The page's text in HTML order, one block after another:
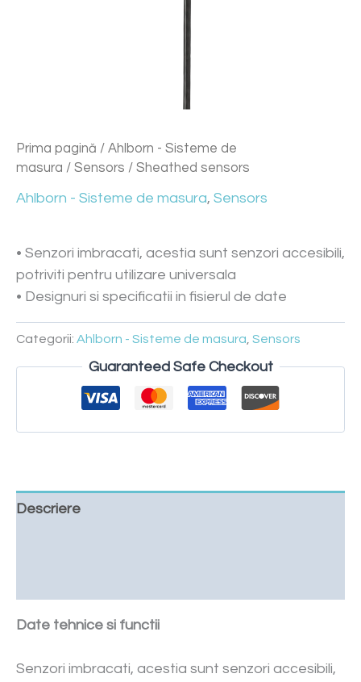
Prima pagină / Ahlborn - Sisteme de
masura / Sensors / Sheathed sensors
Ahlborn - Sisteme de masura, Sensors
• Senzori imbracati, acestia sunt senzori accesibili,
potriviti pentru utilizare universala
• Designuri si specificatii in fisierul de date
Categorii: Ahlborn - Sisteme de masura Sensors
Guaranteed Safe Checkout
Descriere
Date tehnice si functii
Senzori imbracati, acestia sunt senzori accesibili,